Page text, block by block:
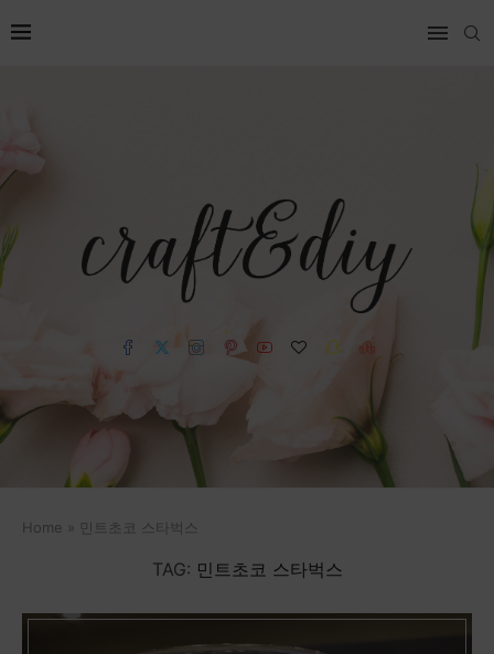
Home » 민트초코 스타벅스
TAG: 민트초코 스타벅스